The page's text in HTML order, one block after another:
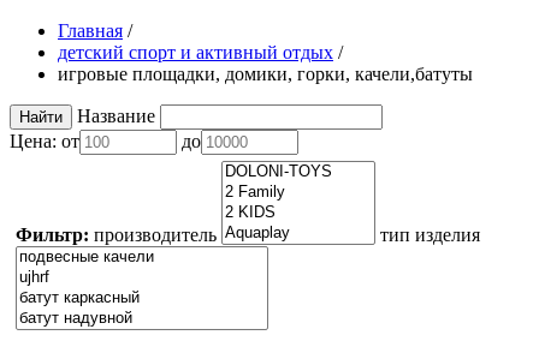
Главная /
детский спорт и активный отдых /
игровые площадки, домики, горки, качели,батуты
Название
Цена: от до
Фильтр: производитель тип изделия